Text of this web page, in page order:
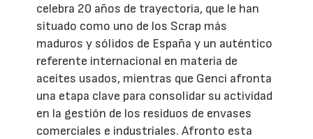
celebra 20 años de trayectoria, que le han
situado como uno de los Scrap más
maduros y sólidos de España y un auténtico
referente internacional en materia de
aceites usados, mientras que Genci afronta
una etapa clave para consolidar su actividad
en la gestión de los residuos de envases
comerciales e industriales. Afronto esta